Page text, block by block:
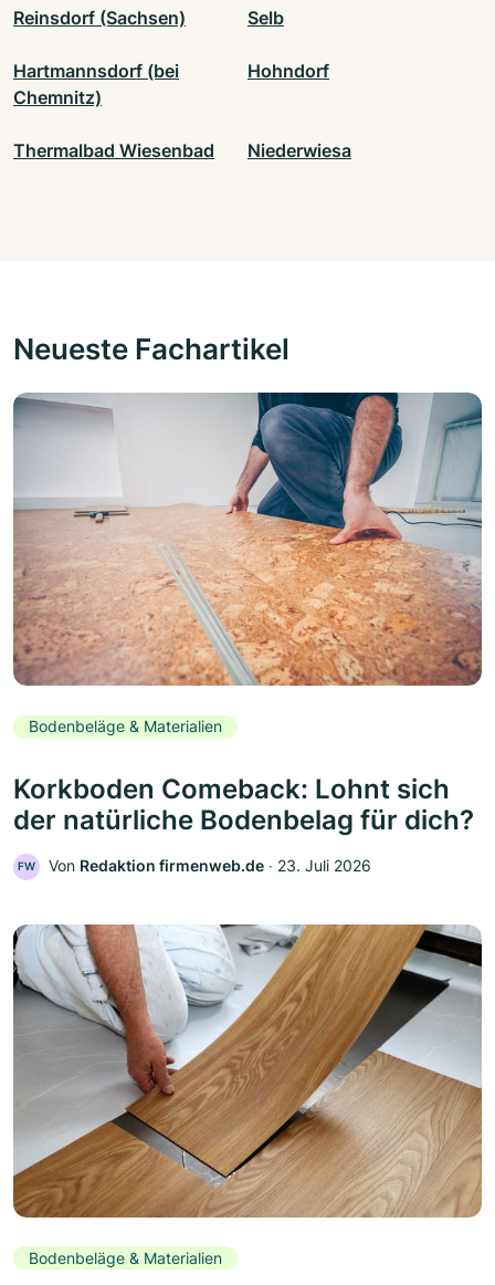
Reinsdorf (Sachsen) Selb
Hartmannsdorf (bei
Chemnitz)
Hohndorf
Thermalbad Wiesenbad Niederwiesa
Neueste Fachartikel
Bodenbeläge & Materialien
Korkboden Comeback: Lohnt sich
der natürliche Bodenbelag für dich?
FW Von Redaktion firmenweb.de ‧ 23. Juli 2026
Bodenbeläge & Materialien